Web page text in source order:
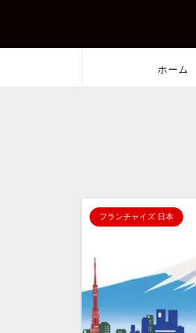
ホーム
フランチャイズ 日本